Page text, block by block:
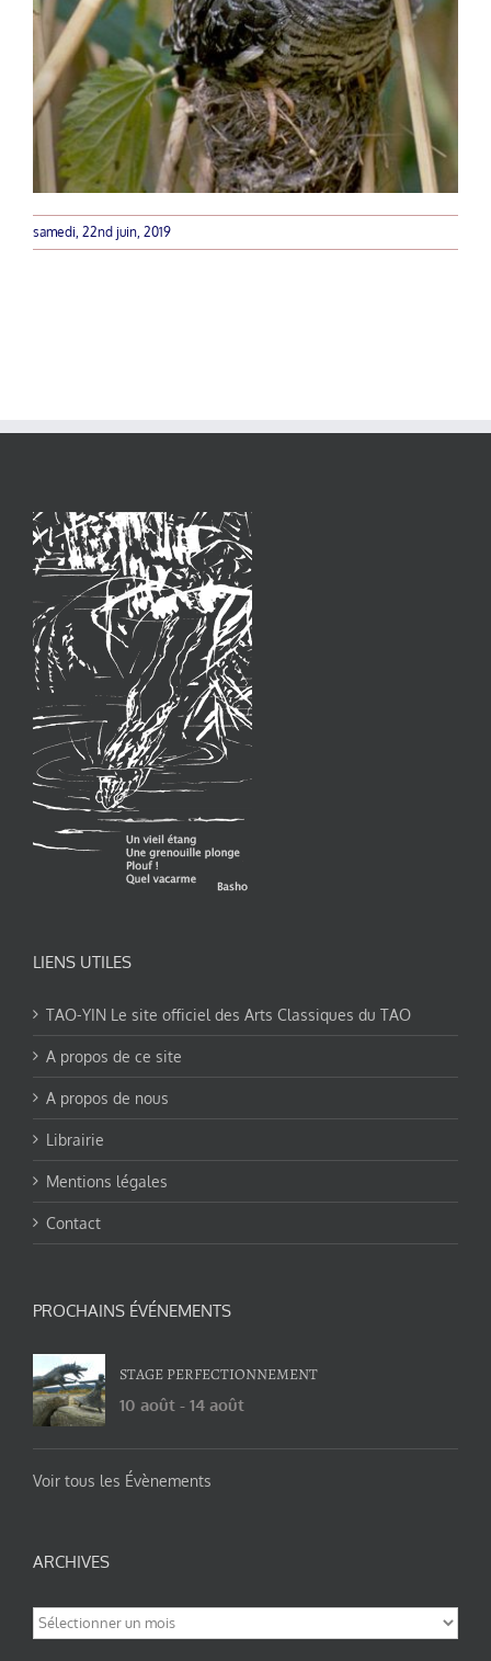
samedi, 22nd juin, 2019
LIENS UTILES
TAO-YIN Le site officiel des Arts Classiques du TAO
A propos de ce site
A propos de nous
Librairie
Mentions légales
Contact
PROCHAINS ÉVÉNEMENTS
STAGE PERFECTIONNEMENT
10 août - 14 août
Voir tous les Évènements
ARCHIVES
Archives